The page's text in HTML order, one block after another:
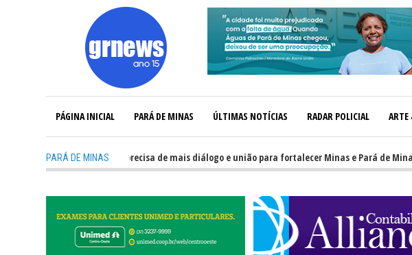
PÁGINA INICIAL PARÁ DE MINAS ÚLTIMAS NOTÍCIAS RADAR POLICIAL ARTE
PARÁ DE MINAS
GRNEWS TV: Política precisa de mais diálogo e união para fortalecer Minas e Pará de Minas; e